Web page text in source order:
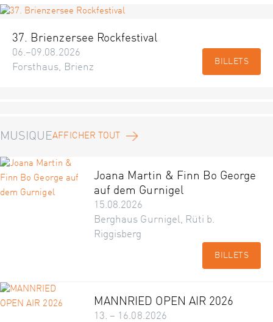
37. Brienzersee Rockfestival
06.–09.08.2026
Forsthaus, Brienz
BILLETS
MUSIQUEAFFICHER TOUT
Joana Martin & Finn Bo George
auf dem Gurnigel
15.08.2026
Berghaus Gurnigel, Rüti b.
Riggisberg
BILLETS
MANNRIED OPEN AIR 2026
13. – 16.08.2026